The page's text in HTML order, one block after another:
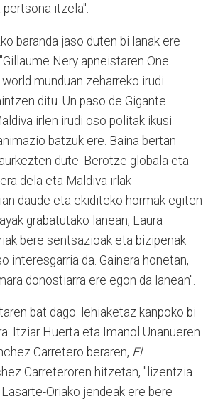
itzela".
baranda jaso duten bi lanak ere
Nery apneistaren One
munduan zeharreko irudi
ditu. Un paso de Gigante
irlen irudi oso politak ikusi
batzuk ere. Baina bertan
dute. Berotze globala eta
dela eta Maldiva irlak
daude eta ekiditeko hormak egiten
grabatutako lanean, Laura
bere sentsazioak eta bizipenak
interesgarria da. Gainera honetan,
donostiarra ere egon da lanean".
bat dago. lehiaketaz kanpoko bi
Itziar Huerta eta Imanol Unanueren
Carretero beraren, El
Carreteroren hitzetan, "lizentzia
Oriako jendeak ere bere